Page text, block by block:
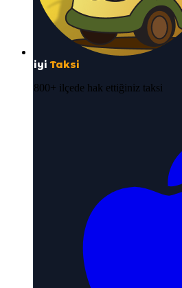
iyi Taksi
800+ ilçede hak ettiğiniz taksi